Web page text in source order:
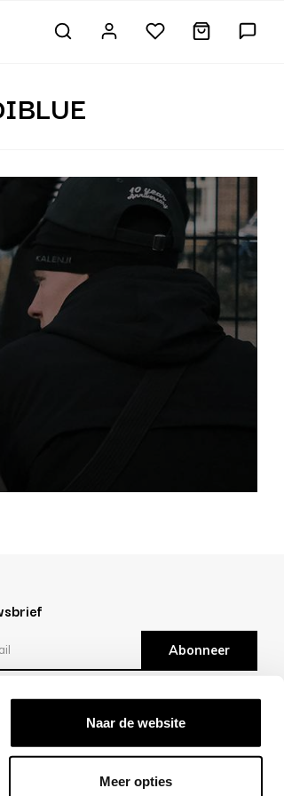
Naar de website
Meer opties
Abonneer
/10 -klantbeoordelingen